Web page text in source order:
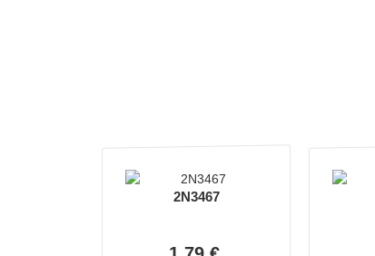
2N3467